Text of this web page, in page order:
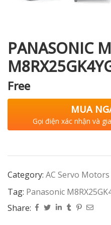
PANASONIC
Free
MUA
Gọi điện xác nhận và
Category: AC Servo
Tag: Panasonic
Share: